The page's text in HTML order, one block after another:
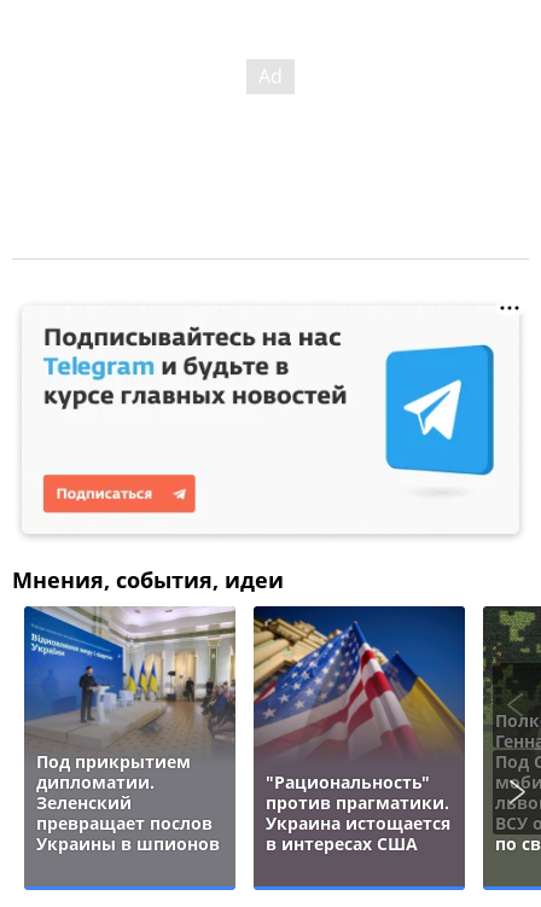
Мнения, события, идеи
Под прикрытием
дипломатии.
Зеленский
превращает послов
Украины в шпионов
"Рациональность"
против прагматики.
Украина истощается
в интересах США
Под
ВСУ
по